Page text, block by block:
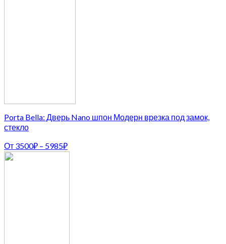
Porta Bella: Дверь Nano шпон Модерн врезка под замок,
стекло
От 3500₽ – 5985₽